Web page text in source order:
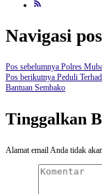
Navigasi pos
Pos sebelumnya Polres
Pos berikutnya Peduli
Bantuan Sembako
Tinggalkan
Alamat email Anda tidak